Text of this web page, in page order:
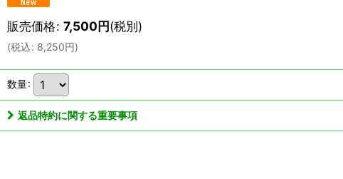
販売価格: 7,500円(税別)
(税込: 8,250円)
数量:
返品特約に関する重要事項